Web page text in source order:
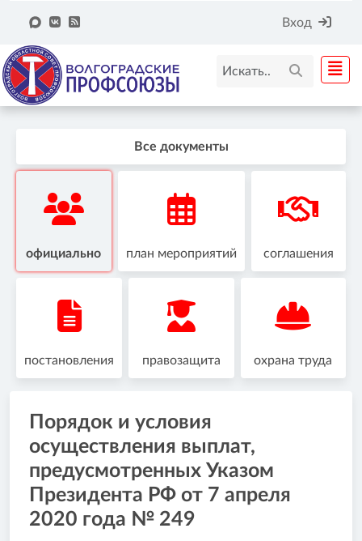
Вход
Все документы
официально план мероприятий соглашения
постановления правозащита охрана труда
Порядок и условия
осуществления выплат,
предусмотренных Указом
Президента РФ от 7 апреля
2020 года № 249